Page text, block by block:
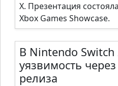
X. Презентация
Xbox Games Showcase.
В Nintendo
уязвимость
релиза